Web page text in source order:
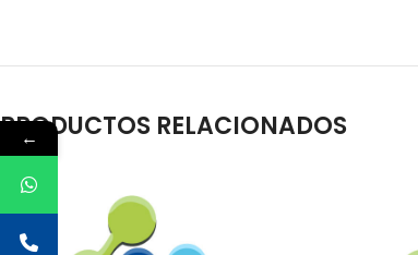
PRODUCTOS RELACIONADOS
←